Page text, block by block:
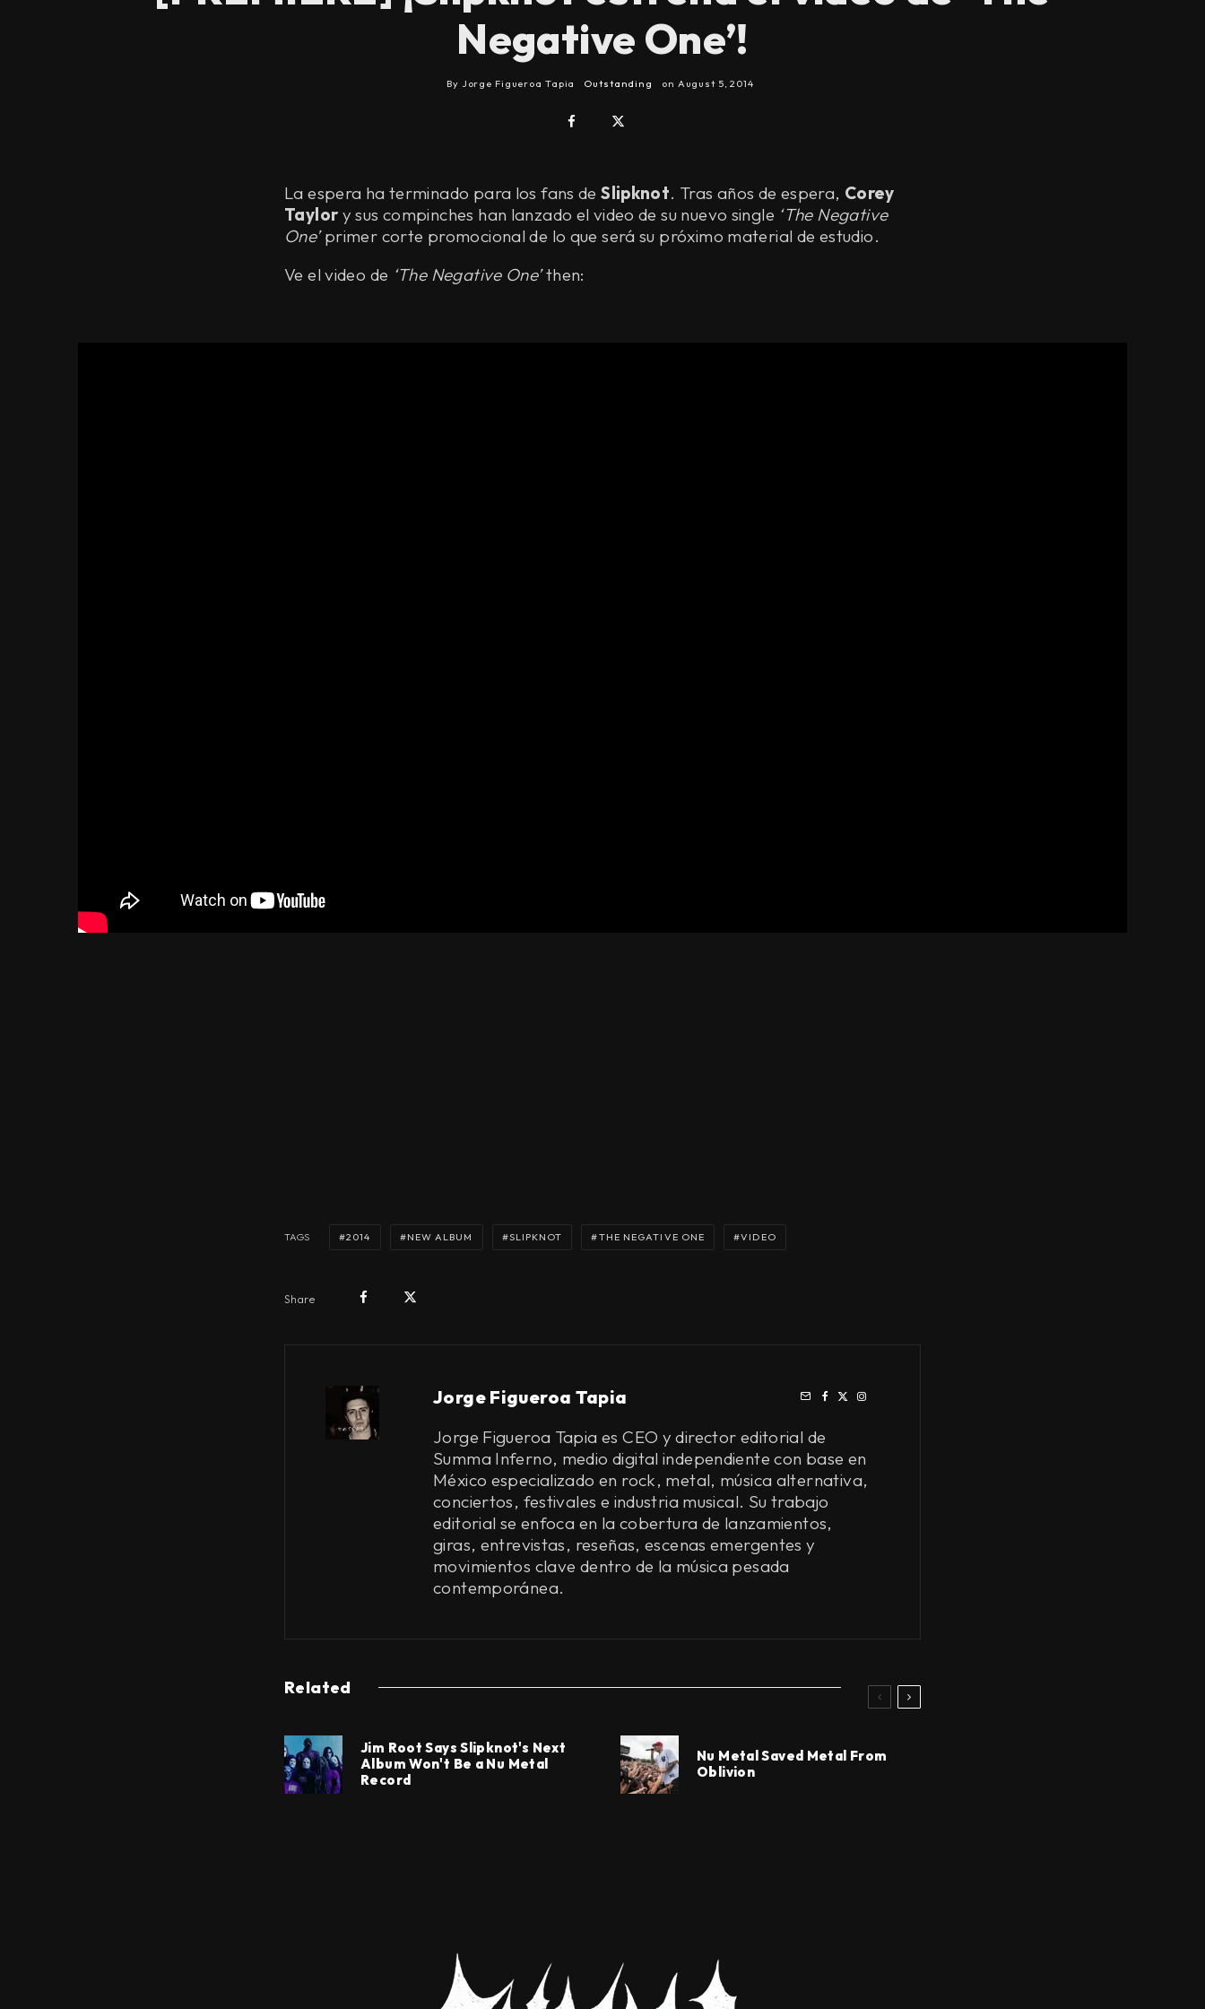
Negative One’!
By Jorge Figueroa Tapia Outstanding on August 5, 2014
La espera ha terminado para los fans de Slipknot. Tras años de espera, Corey
Taylor y sus compinches han lanzado el video de su nuevo single ‘The Negative
One’primer corte promocional de lo que será su próximo material de estudio.
Ve el video de ‘The Negative One’then:
TAGS 2014 NEW ALBUM SLIPKNOT THE NEGATIVE ONE VIDEO
Share
Jorge Figueroa Tapia
Jorge Figueroa Tapia es CEO y director editorial de
Summa Inferno, medio digital independiente con base en
México especializado en rock, metal, música alternativa,
conciertos, festivales e industria musical. Su trabajo
editorial se enfoca en la cobertura de lanzamientos,
giras, entrevistas, reseñas, escenas emergentes y
movimientos clave dentro de la música pesada
contemporánea.
Related
Jim Root Says Slipknot's Next
Album Won't Be a Nu Metal
Record
Nu Metal Saved Metal From
Oblivion